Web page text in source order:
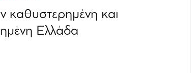
καθυστερημένη και
Ελλάδα